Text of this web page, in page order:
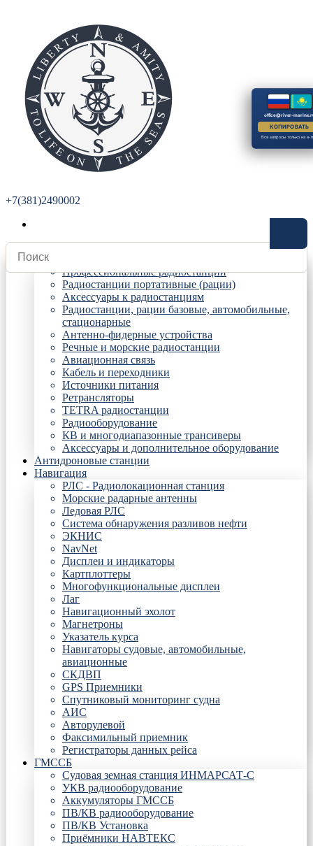
+7(381)2490002
Радиостанции
Профессиональные радиостанции
Радиостанции портативные (рации)
Аксессуары к радиостанциям
Радиостанции, рации базовые, автомобильные,
стационарные
Антенно-фидерные устройства
Речные и морские радиостанции
Авиационная связь
Кабель и переходники
Источники питания
Ретрансляторы
TETRA радиостанции
Радиооборудование
КВ и многодиапазонные трансиверы
Аксессуары и дополнительное оборудование
Антидроновые станции
Навигация
РЛС - Радиолокационная станция
Морские радарные антенны
Ледовая РЛС
Система обнаружения разливов нефти
ЭКНИС
NavNet
Дисплеи и индикаторы
Картплоттеры
Многофункциональные дисплеи
Лаг
Навигационный эхолот
Магнетроны
Указатель курса
Навигаторы судовые, автомобильные,
авиационные
СКДВП
GPS Приемники
Спутниковый мониторинг судна
АИС
Авторулевой
Факсимильный приемник
Регистраторы данных рейса
ГМССБ
Судовая земная станция ИНМАРСАТ-С
УКВ радиооборудование
Аккумуляторы ГМССБ
ПВ/КВ радиооборудование
ПВ/КВ Установка
Приёмники НАВТЕКС
office@river-
КОПИРОВАТЬ
Все запросы только на e-